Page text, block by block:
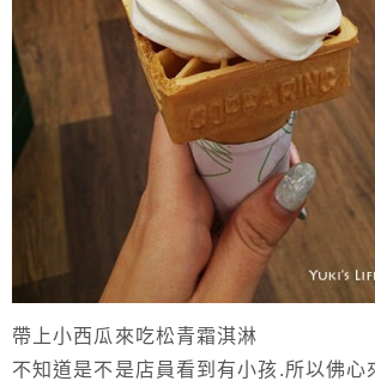
帶上小西瓜來吃松青霜淇淋
不知道是不是店員看到有小孩.所以佛心